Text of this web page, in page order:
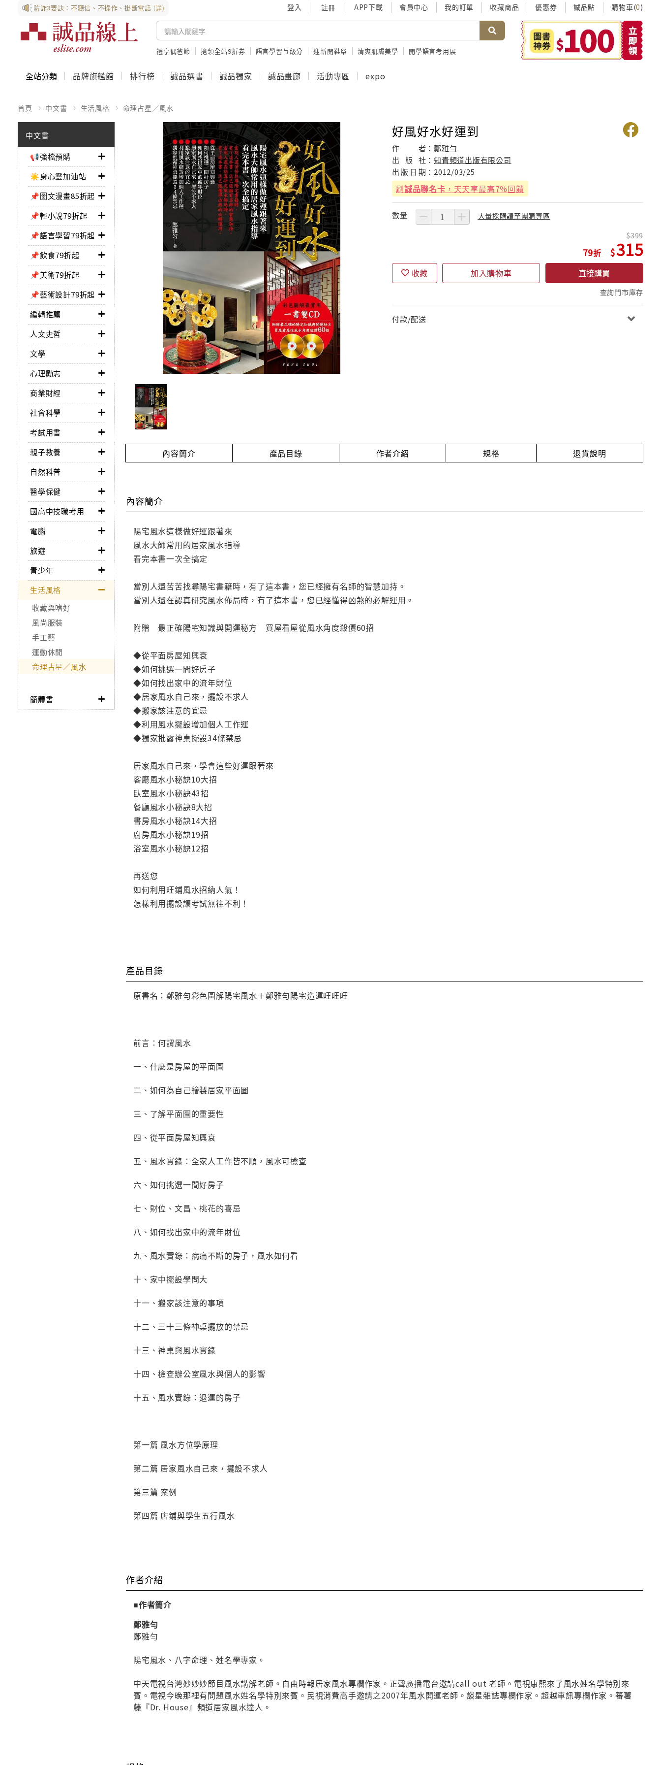
防詐3要訣：不聽信、不操作、掛斷電話 (詳) 登入 註冊 APP下載 會員中心 我的訂單 收藏商品 優惠券 誠品點 購物車(0)
禮享偶爸節 搶領全站9折券 語言學習ㄅ級分 迎新開鞋祭 清爽肌膚美學 開學語言考用展
全站分類 品牌旗艦館 排行榜 誠品選書 誠品獨家 誠品畫廊 活動專區 expo
首頁 中文書 生活風格 命理占星／風水
中文書
📢強檔預購
☀️身心靈加油站
📌圖文漫畫85折起
📌輕小說79折起
📌語言學習79折起
📌飲食79折起
📌美術79折起
📌藝術設計79折起
編輯推薦
人文史哲
文學
心理勵志
商業財經
社會科學
考試用書
親子教養
自然科普
醫學保健
國高中技職考用
電腦
旅遊
青少年
生活風格
收藏與嗜好
風尚服裝
手工藝
運動休閒
命理占星／風水
簡體書
好風好水好運到
作 者：鄭雅勻
出
版 社：知青頻道出版有限公司
出 版 日 期： 2012/03/25
刷誠品聯名卡 ，天天享最高7%回饋
數量 大量採購請至團購專區
79
399
315
收藏 加入購物車 直接購買
查詢門市庫存
付款/配送
內容簡介 產品目錄 作者介紹 規格 退貨說明
內容簡介
陽宅風水這樣做好運跟著來
風水大師常用的居家風水指導
看完本書一次全搞定
當別人還苦苦找尋陽宅書籍時，有了這本書，您已經擁有名師的智慧加持。
當別人還在認真研究風水佈局時，有了這本書，您已經懂得凶煞的必解運用。
附贈 最正確陽宅知識與開運秘方 買屋看屋從風水角度殺價60招
◆從平面房屋知興衰
◆如何挑選一間好房子
◆如何找出家中的流年財位
◆居家風水自己來，擺設不求人
◆搬家該注意的宜忌
◆利用風水擺設增加個人工作運
◆獨家批露神桌擺設34條禁忌
居家風水自己來，學會這些好運跟著來
客廳風水小秘訣10大招
臥室風水小秘訣43招
餐廳風水小秘訣8大招
書房風水小秘訣14大招
廚房風水小秘訣19招
浴室風水小秘訣12招
再送您
如何利用旺鋪風水招納人氣！
怎樣利用擺設讓考試無往不利！
產品目錄
原書名：鄭雅勻彩色圖解陽宅風水＋鄭雅勻陽宅造運旺旺旺
前言：何謂風水
一、什麼是房屋的平面圖
二、如何為自己繪製居家平面圖
三、了解平面圖的重要性
四、從平面房屋知興衰
五、風水實錄：全家人工作皆不順，風水可檢查
六、如何挑選一間好房子
七、財位、文昌、桃花的喜忌
八、如何找出家中的流年財位
九、風水實錄：病痛不斷的房子，風水如何看
十、家中擺設學問大
十一、搬家該注意的事項
十二、三十三條神桌擺放的禁忌
十三、神桌與風水實錄
十四、檢查辦公室風水與個人的影響
十五、風水實錄：退運的房子
第一篇 風水方位學原理
第二篇 居家風水自己來，擺設不求人
第三篇 案例
第四篇 店鋪與學生五行風水
作者介紹
■作者簡介
鄭雅勻
鄭雅勻
陽宅風水、八字命理、姓名學專家。
中天電視台灣妙妙妙節目風水講解老師。自由時報居家風水專欄作家。正聲廣播電台邀請call out 老師。電視康熙來了風水姓名學特別來
賓。電視今晚那裡有問題風水姓名學特別來賓。民視消費高手邀請之2007年風水開運老師。談星雜誌專欄作家。超越車訊專欄作家。蕃薯
藤『Dr. House』頻道居家風水達人。